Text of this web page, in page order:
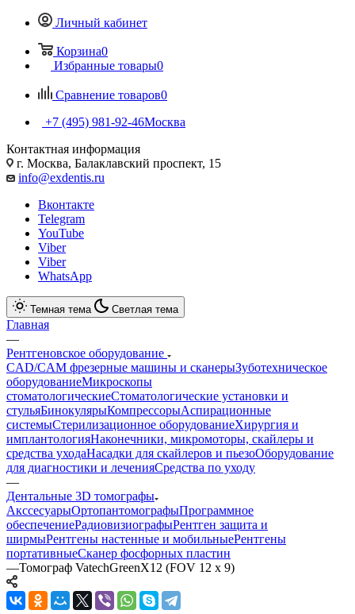
Личный кабинет
Корзина0
Избранные товары0
Сравнение товаров0
+7 (495) 981-92-46Москва
Контактная информация
г. Москва, Балаклавский проспект, 15
info@exdentis.ru
Вконтакте
Telegram
YouTube
Viber
Viber
WhatsApp
Темная тема Светлая тема
Главная
—
Рентгеновское оборудование
CAD/CAM фрезерные машины и сканерыЗуботехническое
оборудованиеМикроскопы
стоматологическиеСтоматологические установки и
стульяБинокулярыКомпрессорыАспирационные
системыСтерилизационное оборудованиеХирургия и
имплантологияНаконечники, микромоторы, скайлеры и
средства уходаНасадки для скайлеров и пьезоОборудование
для диагностики и леченияСредства по уходу
—
Дентальные 3D томографы
АкссесуарыОртопантомографыПрограммное
обеспечениеРадиовизиографыРентген защита и
ширмыРентгены настенные и мобильныеРентгены
портативныеСканер фосфорных пластин
—Томограф VatechGreenX12 (FOV 12 x 9)